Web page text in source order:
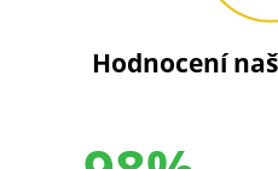
Hodnocení